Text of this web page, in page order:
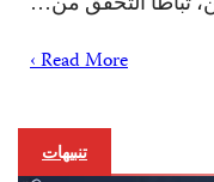
Read More ›
تنبيهات